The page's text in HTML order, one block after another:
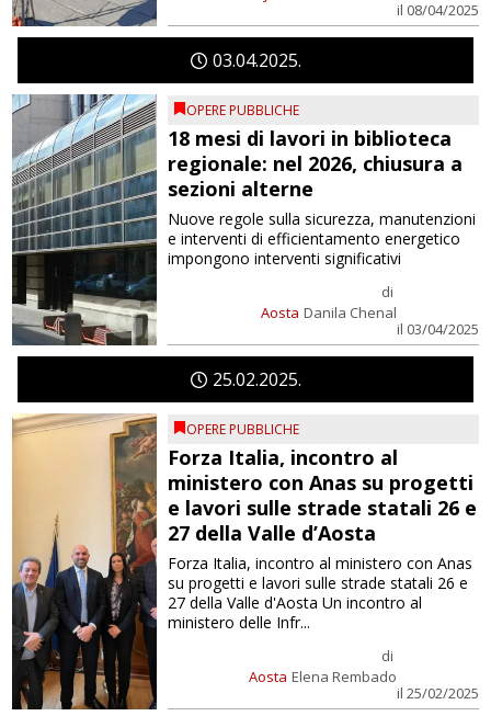
il 08/04/2025
0304 2025
OPERE PUBBLICHE
18 mesi di lavori in biblioteca
regionale: nel 2026, chiusura a
sezioni alterne
Aosta
di
Danila Chenal
il 03/04/2025
Nuove regole sulla sicurezza, manutenzioni
e interventi di efficientamento energetico
impongono interventi significativi
2502 2025
OPERE PUBBLICHE
Forza Italia, incontro al
ministero con Anas su progetti
e lavori sulle strade statali 26 e
27 della Valle d’Aosta
Aosta
di
Elena Rembado
il 25/02/2025
Forza Italia, incontro al ministero con Anas
su progetti e lavori sulle strade statali 26 e
27 della Valle d'Aosta Un incontro al
ministero delle Infr...